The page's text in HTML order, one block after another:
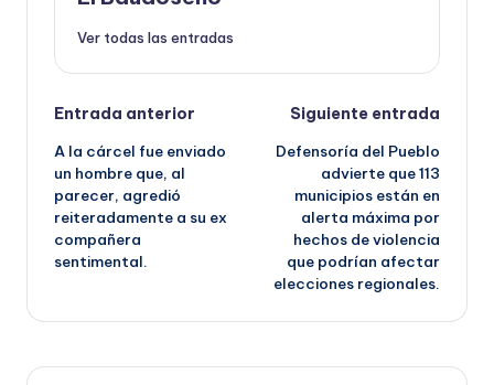
Ver todas las entradas
Navegación
de
entradas
Entrada anterior
A la cárcel fue enviado
un hombre que, al
parecer, agredió
reiteradamente a su ex
compañera
sentimental.
Siguiente entrada
Defensoría del Pueblo
advierte que 113
municipios están en
alerta máxima por
hechos de violencia
que podrían afectar
elecciones regionales.